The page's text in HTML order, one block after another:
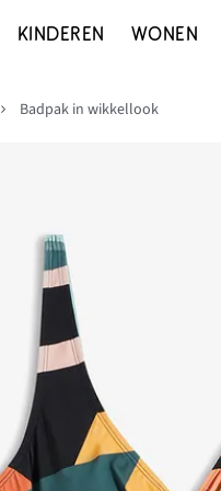
KINDEREN WONEN
Badpak in wikkellook